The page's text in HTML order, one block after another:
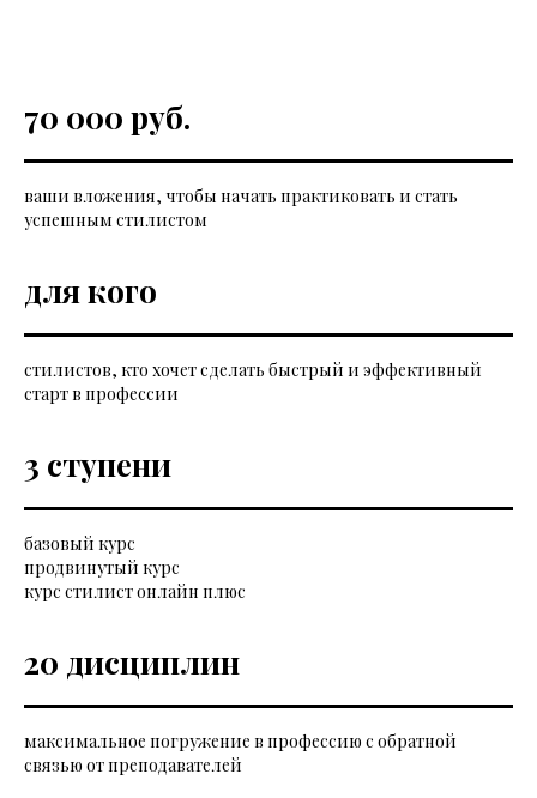
70 000 руб.
ваши вложения, чтобы начать практиковать и стать
успешным стилистом
для кого
стилистов, кто хочет сделать быстрый и эффективный
старт в профессии
3 ступени
базовый курс
продвинутый курс
курс стилист онлайн плюс
20 дисциплин
максимальное погружение в профессию с обратной
связью от преподавателей